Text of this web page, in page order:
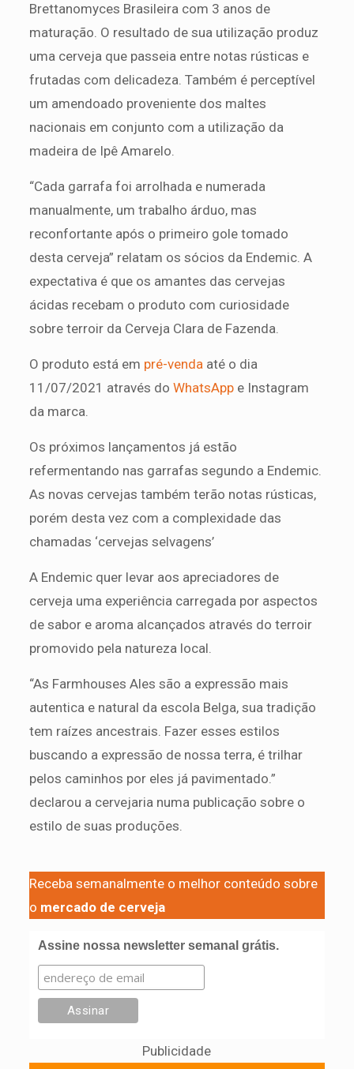
Brettanomyces Brasileira com 3 anos de
maturação. O resultado de sua utilização produz
uma cerveja que passeia entre notas rústicas e
frutadas com delicadeza. Também é perceptível
um amendoado proveniente dos maltes
nacionais em conjunto com a utilização da
madeira de Ipê Amarelo.
“Cada garrafa foi arrolhada e numerada
manualmente, um trabalho árduo, mas
reconfortante após o primeiro gole tomado
desta cerveja” relatam os sócios da Endemic. A
expectativa é que os amantes das cervejas
ácidas recebam o produto com curiosidade
sobre terroir da Cerveja Clara de Fazenda.
O produto está em pré-venda até o dia
11/07/2021 através do WhatsApp e Instagram
da marca.
Os próximos lançamentos já estão
refermentando nas garrafas segundo a Endemic.
As novas cervejas também terão notas rústicas,
porém desta vez com a complexidade das
chamadas ‘cervejas selvagens’
A Endemic quer levar aos apreciadores de
cerveja uma experiência carregada por aspectos
de sabor e aroma alcançados através do terroir
promovido pela natureza local.
“As Farmhouses Ales são a expressão mais
autentica e natural da escola Belga, sua tradição
tem raízes ancestrais. Fazer esses estilos
buscando a expressão de nossa terra, é trilhar
pelos caminhos por eles já pavimentado.”
declarou a cervejaria numa publicação sobre o
estilo de suas produções.
Receba semanalmente o melhor conteúdo sobre
o mercado de cerveja
Assine nossa newsletter semanal grátis.
Publicidade